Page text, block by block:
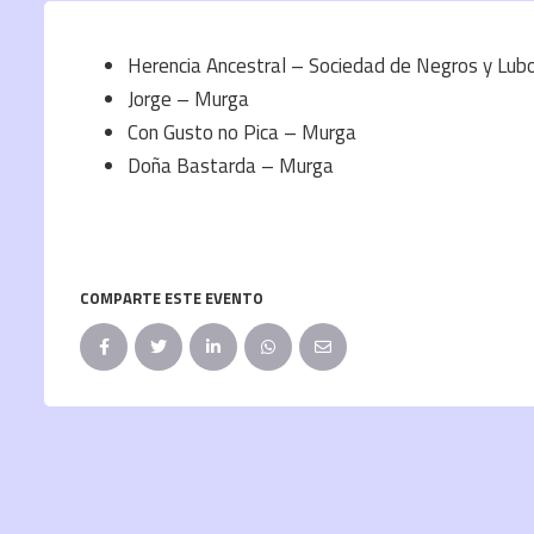
Herencia Ancestral – Sociedad de Negros y
Jorge – Murga
Con Gusto no Pica – Murga
Doña Bastarda – Murga
COMPARTE ESTE EVENTO